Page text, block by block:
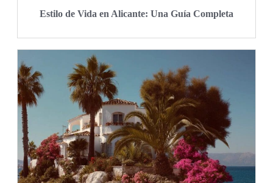
Estilo de Vida en Alicante: Una Guía Completa